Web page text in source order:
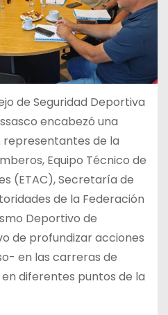
de Seguridad Deportiva
encabezó una
de la
Equipo Técnico de
(ETAC), Secretaría de
de la Federación
Deportivo de
de profundizar acciones
en las carreras de
diferentes puntos de la